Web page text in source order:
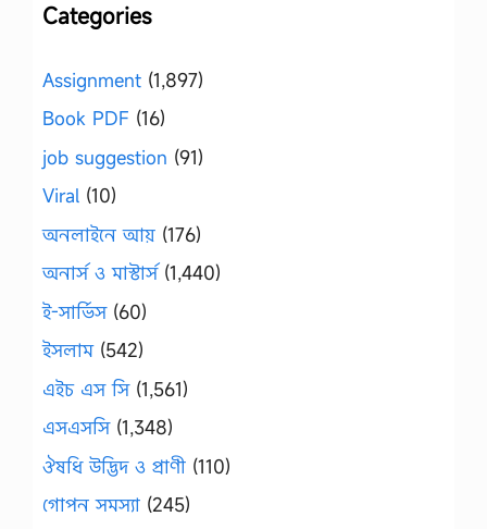
Categories
Assignment (1,897)
Book PDF (16)
job suggestion (91)
Viral (10)
অনলাইনে আয় (176)
অনার্স ও মাস্টার্স(1,440)
ই-সার্ভিস(60)
ইসলাম(542)
এইচ এস সি(1,561)
এসএসসি(1,348)
ঔষধি উদ্ভিদ ও প্রাণী (110)
গোপন সমস্যা (245)